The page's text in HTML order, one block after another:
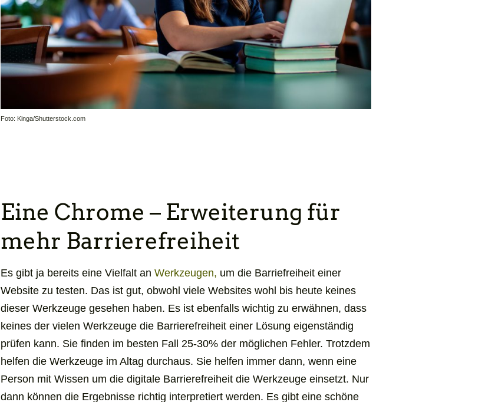
Foto: Kinga/Shutterstock.com
Eine Chrome – Erweiterung für
mehr Barrierefreiheit
Es gibt ja bereits eine Vielfalt anWerkzeugen, um die Barriefreiheit einer
Website zu testen. Das ist gut, obwohl viele Websites wohl bis heute keines
dieser Werkzeuge gesehen haben. Es ist ebenfalls wichtig zu erwähnen, dass
keines der vielen Werkzeuge die Barrierefreiheit einer Lösung eigenständig
prüfen kann. Sie finden im besten Fall 25-30% der möglichen Fehler. Trotzdem
helfen die Werkzeuge im Altag durchaus. Sie helfen immer dann, wenn eine
Person mit Wissen um die digitale Barrierefreiheit die Werkzeuge einsetzt. Nur
dann können die Ergebnisse richtig interpretiert werden. Es gibt eine schöne